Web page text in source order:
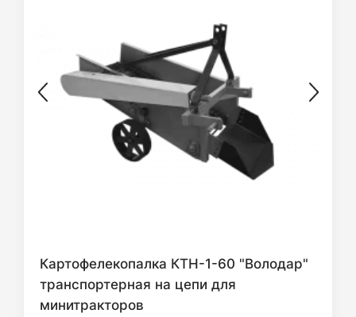
Картофелекопалка КТН-1-60 "Володар"
транспортерная на цепи для
минитракторов